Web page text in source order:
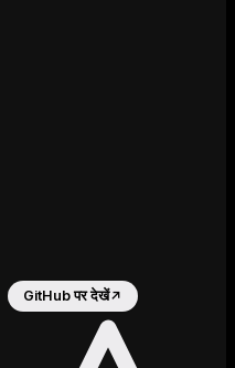
GitHub पर देखें↗